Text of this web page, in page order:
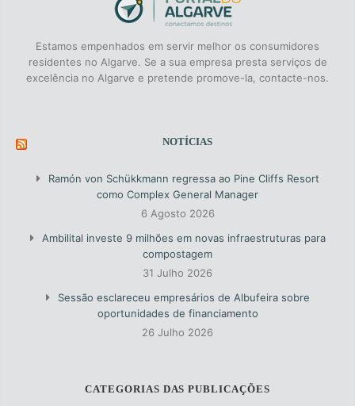
Estamos empenhados em servir melhor os consumidores
residentes no Algarve. Se a sua empresa presta serviços de
excelência no Algarve e pretende promove-la, contacte-nos.
NOTÍCIAS
Ramón von Schükkmann regressa ao Pine Cliffs Resort
como Complex General Manager
6 Agosto 2026
Ambilital investe 9 milhões em novas infraestruturas para
compostagem
31 Julho 2026
Sessão esclareceu empresários de Albufeira sobre
oportunidades de financiamento
26 Julho 2026
CATEGORIAS DAS PUBLICAÇÕES